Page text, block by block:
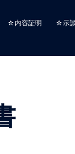
☆内容証明 ☆示